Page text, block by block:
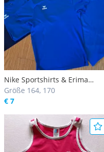
Nike Sportshirts & Erima
Sportshirts
Größe 164, 170
€ 7